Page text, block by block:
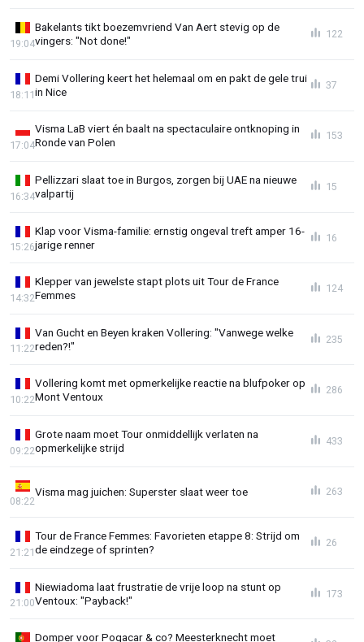
Bakelants tikt boezemvriend Van Aert stevig op de
vingers: "Not done!"
19:04
122
Demi Vollering keert het helemaal om en pakt de gele trui
in Nice
18:11
37
Visma LaB viert én baalt na spectaculaire ontknoping in
Ronde van Polen
17:04
153
Pellizzari slaat toe in Burgos, zorgen bij UAE na nieuwe
valpartij
16:34
15
Klap voor Visma-familie: ernstig ongeval treft amper 16-
jarige renner
15:26
16
Klepper van jewelste stapt plots uit Tour de France
Femmes
14:32
124
Van Gucht en Beyen kraken Vollering: "Vanwege welke
reden?!"
11:22
235
Vollering komt met opmerkelijke reactie na blufpoker op
Mont Ventoux
10:22
286
Grote naam moet Tour onmiddellijk verlaten na
opmerkelijke strijd
09:22
433
Visma mag juichen: Superster slaat weer toe
08:22
263
Tour de France Femmes: Favorieten etappe 8: Strijd om
de eindzege of sprinten?
21:21
26
Niewiadoma laat frustratie de vrije loop na stunt op
Ventoux: "Payback!"
21:00
173
Domper voor Pogacar & co? Meesterknecht moet